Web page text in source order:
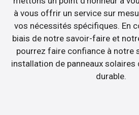
à vous offrir un service sur
vos nécessités spécifiques. En
biais de notre savoir-faire et
pourrez faire confiance à notre
installation de panneaux
durable.